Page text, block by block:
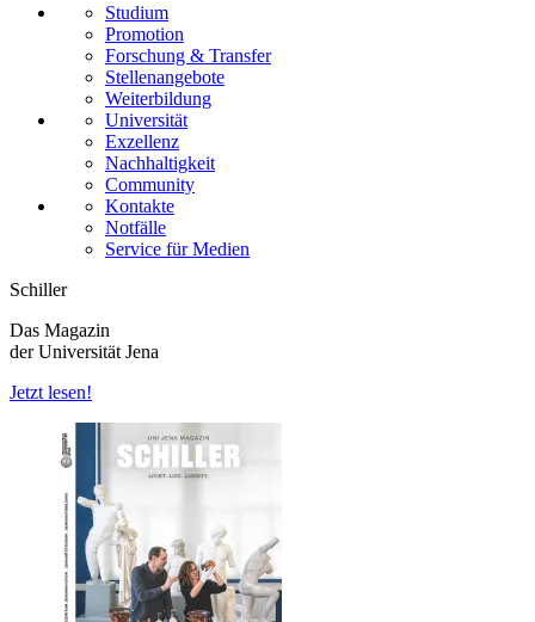
Studium
Promotion
Forschung & Transfer
Stellenangebote
Weiterbildung
Universität
Exzellenz
Nachhaltigkeit
Community
Kontakte
Notfälle
Service für Medien
Schiller
Das Magazin
der Universität Jena
Jetzt lesen!